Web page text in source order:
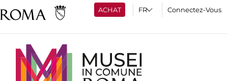
ACHAT Connectez-Vous